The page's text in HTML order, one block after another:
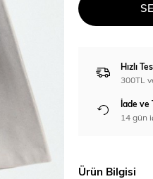
Hızlı
300TL
İade ve
14 gün
Ürün Bilgisi